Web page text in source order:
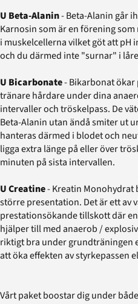
U Beta-Alanin- Beta-Alanin går
Karnosin som är en förening
i muskelcellerna vilket göt att pH
och du därmed inte "surnar" i
U Bicarbonate- Bikarbonat ökar
tränare hårdare under dina
intervaller och tröskelpass. De
Beta-Alanin utan ändå smiter ut
hanteras därmed i blodet och
ligga extra länge på eller över
minuten på sista intervallen.
U Creatine- Kreatin Monohydrat
större presentation. Det är ett av
prestationsökande tillskott där
hjälper till med anaerob /
riktigt bra under grundträningen
att öka effekten av styrkepassen
Vårt paket boostar dig under